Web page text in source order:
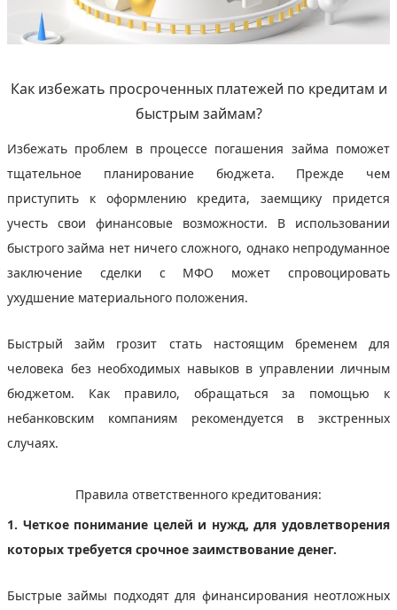
Как избежать просроченных платежей по кредитам и
быстрым займам?
Избежать проблем в процессе погашения займа поможет
тщательное планирование бюджета. Прежде чем
приступить к оформлению кредита, заемщику придется
учесть свои финансовые возможности. В использовании
быстрого займа нет ничего сложного, однако непродуманное
заключение сделки с МФО может спровоцировать
ухудшение материального положения.
Быстрый займ грозит стать настоящим бременем для
человека без необходимых навыков в управлении личным
бюджетом. Как правило, обращаться за помощью к
небанковским компаниям рекомендуется в экстренных
случаях.
Правила ответственного кредитования:
1. Четкое понимание целей и нужд, для удовлетворения
которых требуется срочное заимствование денег.
Быстрые займы подходят для финансирования неотложных